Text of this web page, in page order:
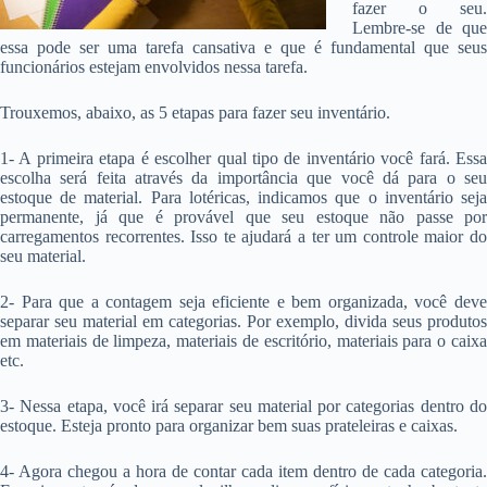
fazer o seu.
Lembre-se de que
essa pode ser uma tarefa cansativa e que é fundamental que seus
funcionários estejam envolvidos nessa tarefa.
Trouxemos, abaixo, as 5 etapas para fazer seu inventário.
1- A primeira etapa é escolher qual tipo de inventário você fará. Essa
escolha será feita através da importância que você dá para o seu
estoque de material. Para lotéricas, indicamos que o inventário seja
permanente, já que é provável que seu estoque não passe por
carregamentos recorrentes. Isso te ajudará a ter um controle maior do
seu material.
2- Para que a contagem seja eficiente e bem organizada, você deve
separar seu material em categorias. Por exemplo, divida seus produtos
em materiais de limpeza, materiais de escritório, materiais para o caixa
etc.
3- Nessa etapa, você irá separar seu material por categorias dentro do
estoque. Esteja pronto para organizar bem suas prateleiras e caixas.
4- Agora chegou a hora de contar cada item dentro de cada categoria.